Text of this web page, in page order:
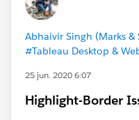
Abhaivir Singh (Marks &
#Tableau Desktop &
25 jun. 2020 6:07
Highlight-Border